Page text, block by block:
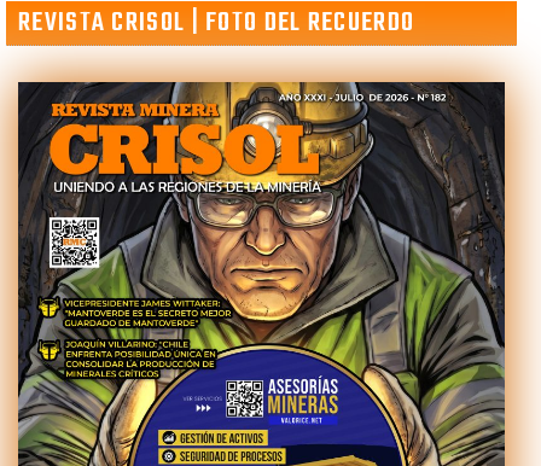
REVISTA CRISOL | FOTO DEL RECUERDO